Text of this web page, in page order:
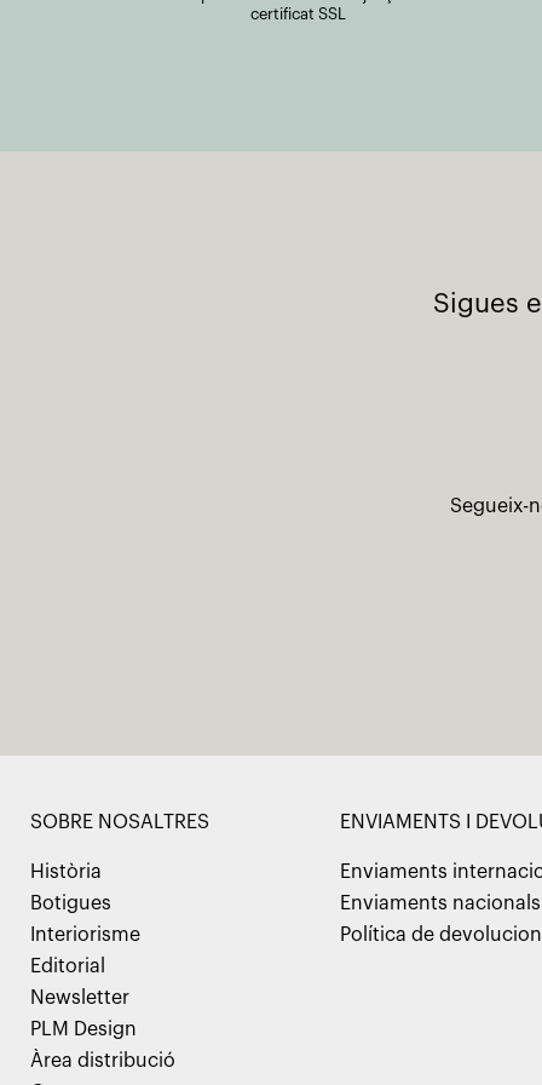
certificat SSL
Sigues
Segueix-
SOBRE NOSALTRES
Història
Botigues
Interiorisme
Editorial
Newsletter
PLM Design
Àrea distribució
ENVIAMENTS I
Enviaments
Enviaments nacionals
Política de